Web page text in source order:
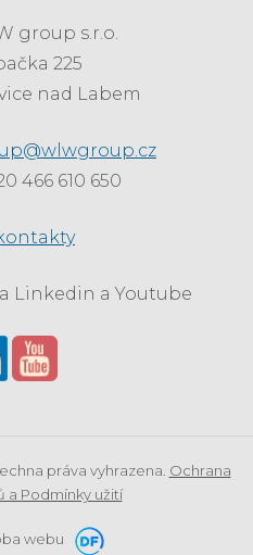
group s.r.o.
225
nad Labem
466 610 650
Linkedin a Youtube
práva vyhrazena. Ochrana
a Podmínky užití
webu